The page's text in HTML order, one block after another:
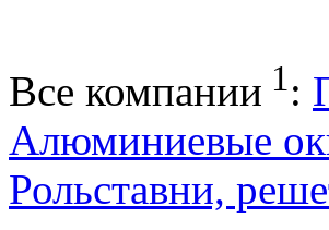
Все компании 1 :
Алюминиевые
Рольставни,